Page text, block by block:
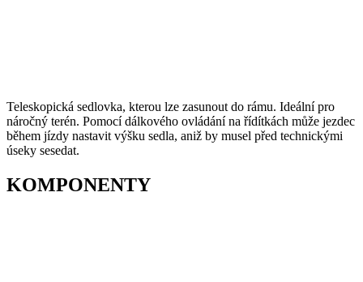
Teleskopická sedlovka, kterou lze zasunout do rámu. Ideální pro
náročný terén. Pomocí dálkového ovládání na řídítkách může jezdec
během jízdy nastavit výšku sedla, aniž by musel před technickými
úseky sesedat.
KOMPONENTY